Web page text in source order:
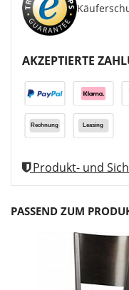
AKZEPTIERTE
Produkt- und
PASSEND ZUM